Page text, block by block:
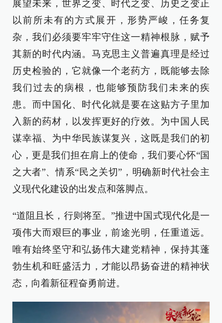
展望未来，世界之变、时代之变、历史之变正
以前所未有的方式展开，形势严峻，任务复
杂，我们必须要牢牢守住这一精神根脉，赋予
其新的时代内涵。马克思主义普遍真理是经过
历史检验的，它就像一个老药方，既能够去除
我们过去的病根，也能够预防我们未来的疾
患。而中国化、时代化就是要在这贴方子里加
入新的药材，以发挥更好的疗效。为中国人民
谋幸福、为中华民族谋复兴，这既是我们的初
心，更是我们担在肩上的使命，我们要心怀“国
之大者”、情系“民之关切”，明确新时代社会主
义现代化建设的出发点和落脚点。
“道阻且长，行则将至。”推进中国式现代化是一
项伟大而艰巨的事业，前途光明，任重道远。
唯有始终坚守和弘扬伟大建党精神，保持其蓬
勃生机和旺盛活力，才能以昂扬奋进的精神状
态，向着新征程奋勇前进。